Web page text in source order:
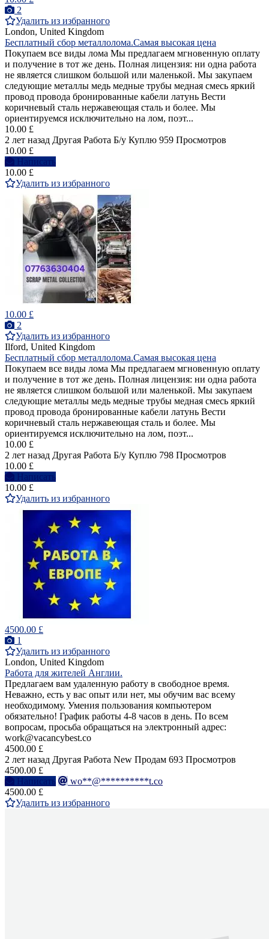
2
Удалить из избранного
London, United Kingdom
Бесплатный сбор металлолома.Самая высокая цена
Покупаем все виды лома Мы предлагаем мгновенную оплату
и получение в тот же день. Полная лицензия: ни одна работа
не является слишком большой или маленькой. Мы закупаем
следующие металлы медь медные трубы медная смесь яркий
провод провода бронированные кабели латунь Вести
коричневый сталь нержавеющая сталь и более. Мы
ориентируемся исключительно на лом, поэт...
10.00 £
2 лет назад Другая Работа Б/у Куплю 959 Просмотров
10.00 £
Написать
10.00 £
Удалить из избранного
10.00 £
2
Удалить из избранного
Ilford, United Kingdom
Бесплатный сбор металлолома.Самая высокая цена
Покупаем все виды лома Мы предлагаем мгновенную оплату
и получение в тот же день. Полная лицензия: ни одна работа
не является слишком большой или маленькой. Мы закупаем
следующие металлы медь медные трубы медная смесь яркий
провод провода бронированные кабели латунь Вести
коричневый сталь нержавеющая сталь и более. Мы
ориентируемся исключительно на лом, поэт...
10.00 £
2 лет назад Другая Работа Б/у Куплю 798 Просмотров
10.00 £
Написать
10.00 £
Удалить из избранного
4500.00 £
1
Удалить из избранного
London, United Kingdom
Работа для жителей Англии.
Предлагаем вам удаленную работу в свободное время.
Неважно, есть у вас опыт или нет, мы обучим вас всему
необходимому. Умения пользования компьютером
обязательно! График работы 4-8 часов в день. По всем
вопросам, просьба обращаться на электронный адрес:
work@vacancybest.co
4500.00 £
2 лет назад Другая Работа New Продам 693 Просмотров
4500.00 £
Написать
wo**@**********t.co
4500.00 £
Удалить из избранного